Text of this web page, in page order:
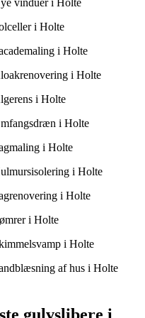
vinduer i Holte
i Holte
i Holte
i Holte
i Holte
i Holte
i Holte
i Holte
i Holte
i Holte
i Holte
af hus i Holte